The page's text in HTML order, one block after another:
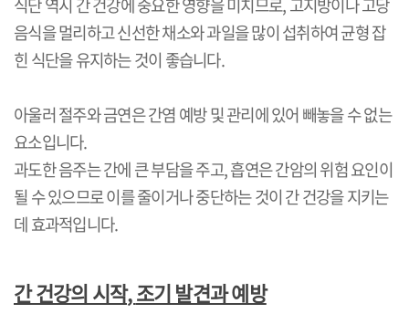
식단 역시 간 건강에 중요한 영향을 미치므로,고지방이나 고당
음식을 멀리하고 신선한 채소와 과일을 많이 섭취하여 균형 잡
힌 식단을 유지하는 것이 좋습니다.
아울러 절주와 금연은 간염 예방 및 관리에 있어 빼놓을 수 없는
요소입니다.
과도한 음주는 간에 큰 부담을 주고,흡연은 간암의 위험 요인이
될 수 있으므로 이를 줄이거나 중단하는 것이 간 건강을 지키는
데 효과적입니다.
간 건강의 시작,조기 발견과 예방